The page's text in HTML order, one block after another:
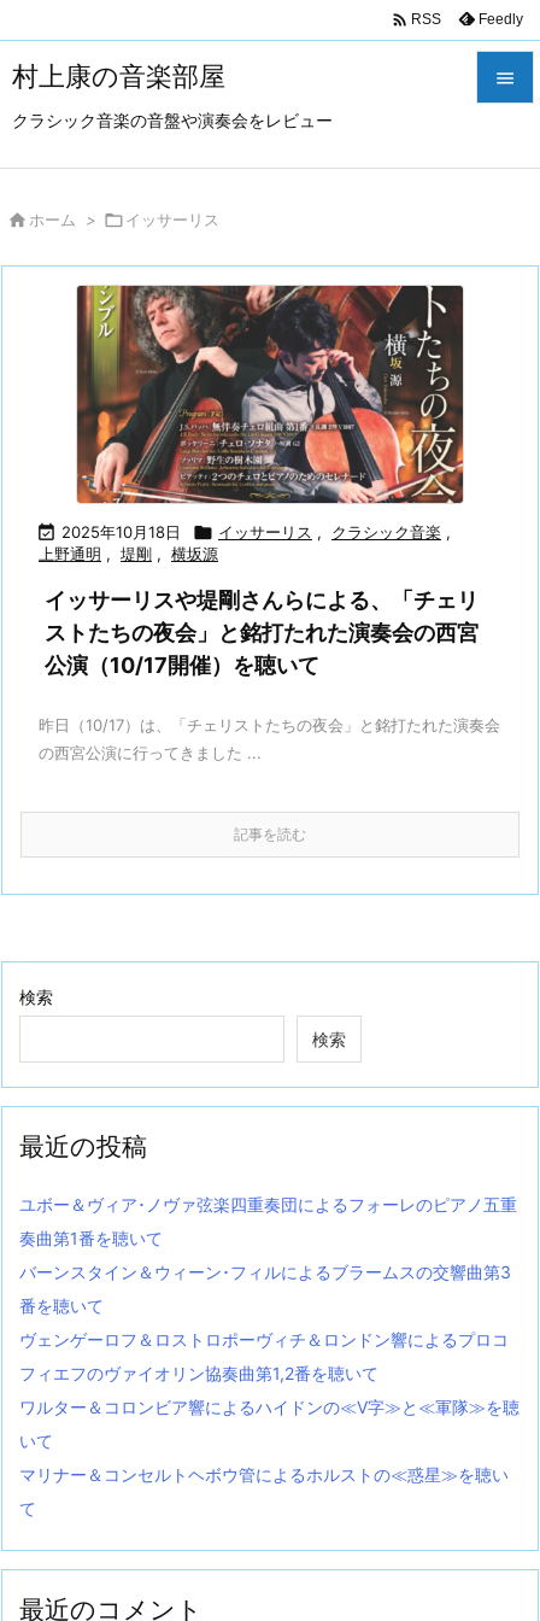
村上康の音楽部屋
クラシック音楽の音盤や演奏会をレビュー

 RSS Feedly
 ホーム > イッサーリス
 2025年10月18日  イッサーリス , クラシック音楽 ,
上野通明 , 堤剛 , 横坂源
イッサーリスや堤剛さんらによる、「チェリ
ストたちの夜会」と銘打たれた演奏会の西宮
公演（10/17開催）を聴いて
昨日（10/17）は、「チェリストたちの夜会」と銘打たれた演奏会
の西宮公演に行ってきました ...
記事を読む
検索
検索
最近の投稿
ユボー＆ヴィア･ノヴァ弦楽四重奏団によるフォーレのピアノ五重
奏曲第1番を聴いて
バーンスタイン＆ウィーン･フィルによるブラームスの交響曲第3
番を聴いて
ヴェンゲーロフ＆ロストロポーヴィチ＆ロンドン響によるプロコ
フィエフのヴァイオリン協奏曲第1,2番を聴いて
ワルター＆コロンビア響によるハイドンの≪V字≫と≪軍隊≫を聴
いて
マリナー＆コンセルトヘボウ管によるホルストの≪惑星≫を聴い
て
最近のコメント